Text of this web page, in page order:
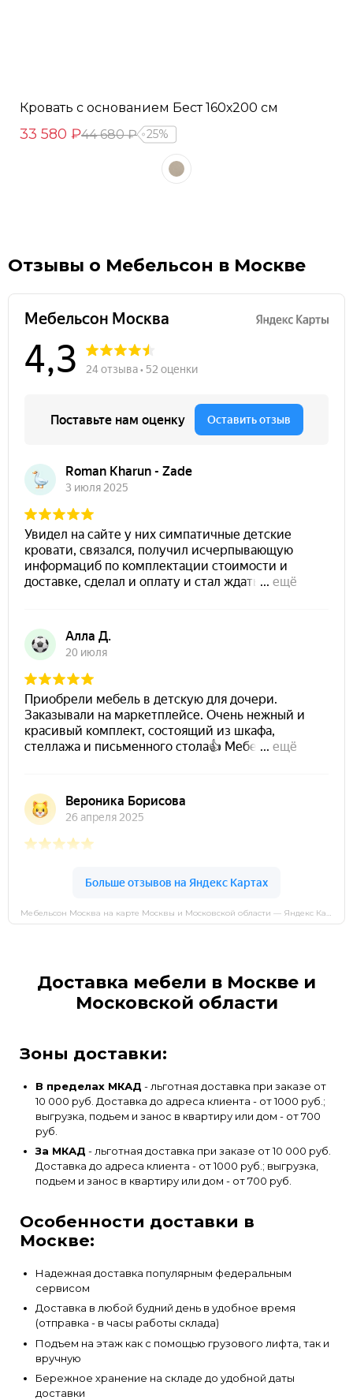
Кровать с основанием Бест 160х200 см
33 580 ₽44 680 ₽ 25%
Отзывы о Мебельсон в Москве
Мебельсон Москва на карте Москвы и Московской области — Яндекс Карты
Доставка мебели в Москве и
Московской области
Зоны доставки:
В пределах МКАД - льготная доставка при заказе от
10 000 руб. Доставка до адреса клиента - от 1000 руб.;
выгрузка, подьем и занос в квартиру или дом - от 700
руб.
За МКАД - льготная доставка при заказе от 10 000 руб.
Доставка до адреса клиента - от 1000 руб.; выгрузка,
подьем и занос в квартиру или дом - от 700 руб.
Особенности доставки в
Москве:
Надежная доставка популярным федеральным
сервисом
Доставка в любой будний день в удобное время
(отправка - в часы работы склада)
Подъем на этаж как с помощью грузового лифта, так и
вручную
Бережное хранение на складе до удобной даты
доставки